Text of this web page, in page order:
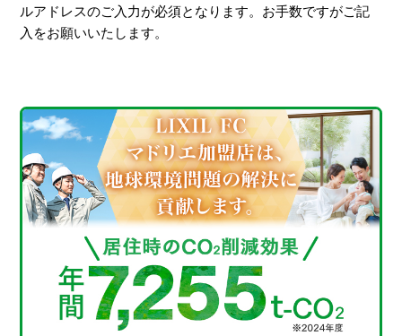
ルアドレスのご入力が必須となります。お手数ですがご記
入をお願いいたします。